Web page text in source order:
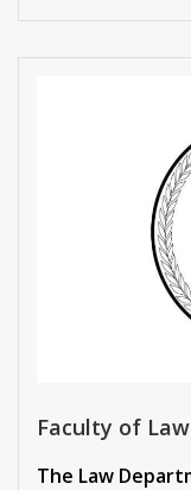
Faculty of Law
The Law